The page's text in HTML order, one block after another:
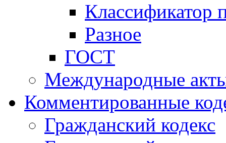
Классификатор
Разное
ГОСТ
Международные
Комментированные
Гражданский кодекс